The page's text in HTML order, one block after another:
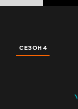
СЕЗОН 4